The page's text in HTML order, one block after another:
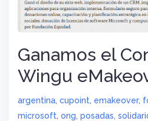
Ganamos el
Wingu
argentina, cupoint, emakeover,
microsoft, ong, posadas,